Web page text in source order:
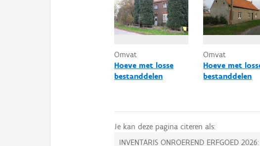
Omvat
Hoeve met losse
bestanddelen
Omvat
Hoeve met
bestanddelen
Je kan deze pagina citeren als:
INVENTARIS ONROEREND ERFGOED 2026: